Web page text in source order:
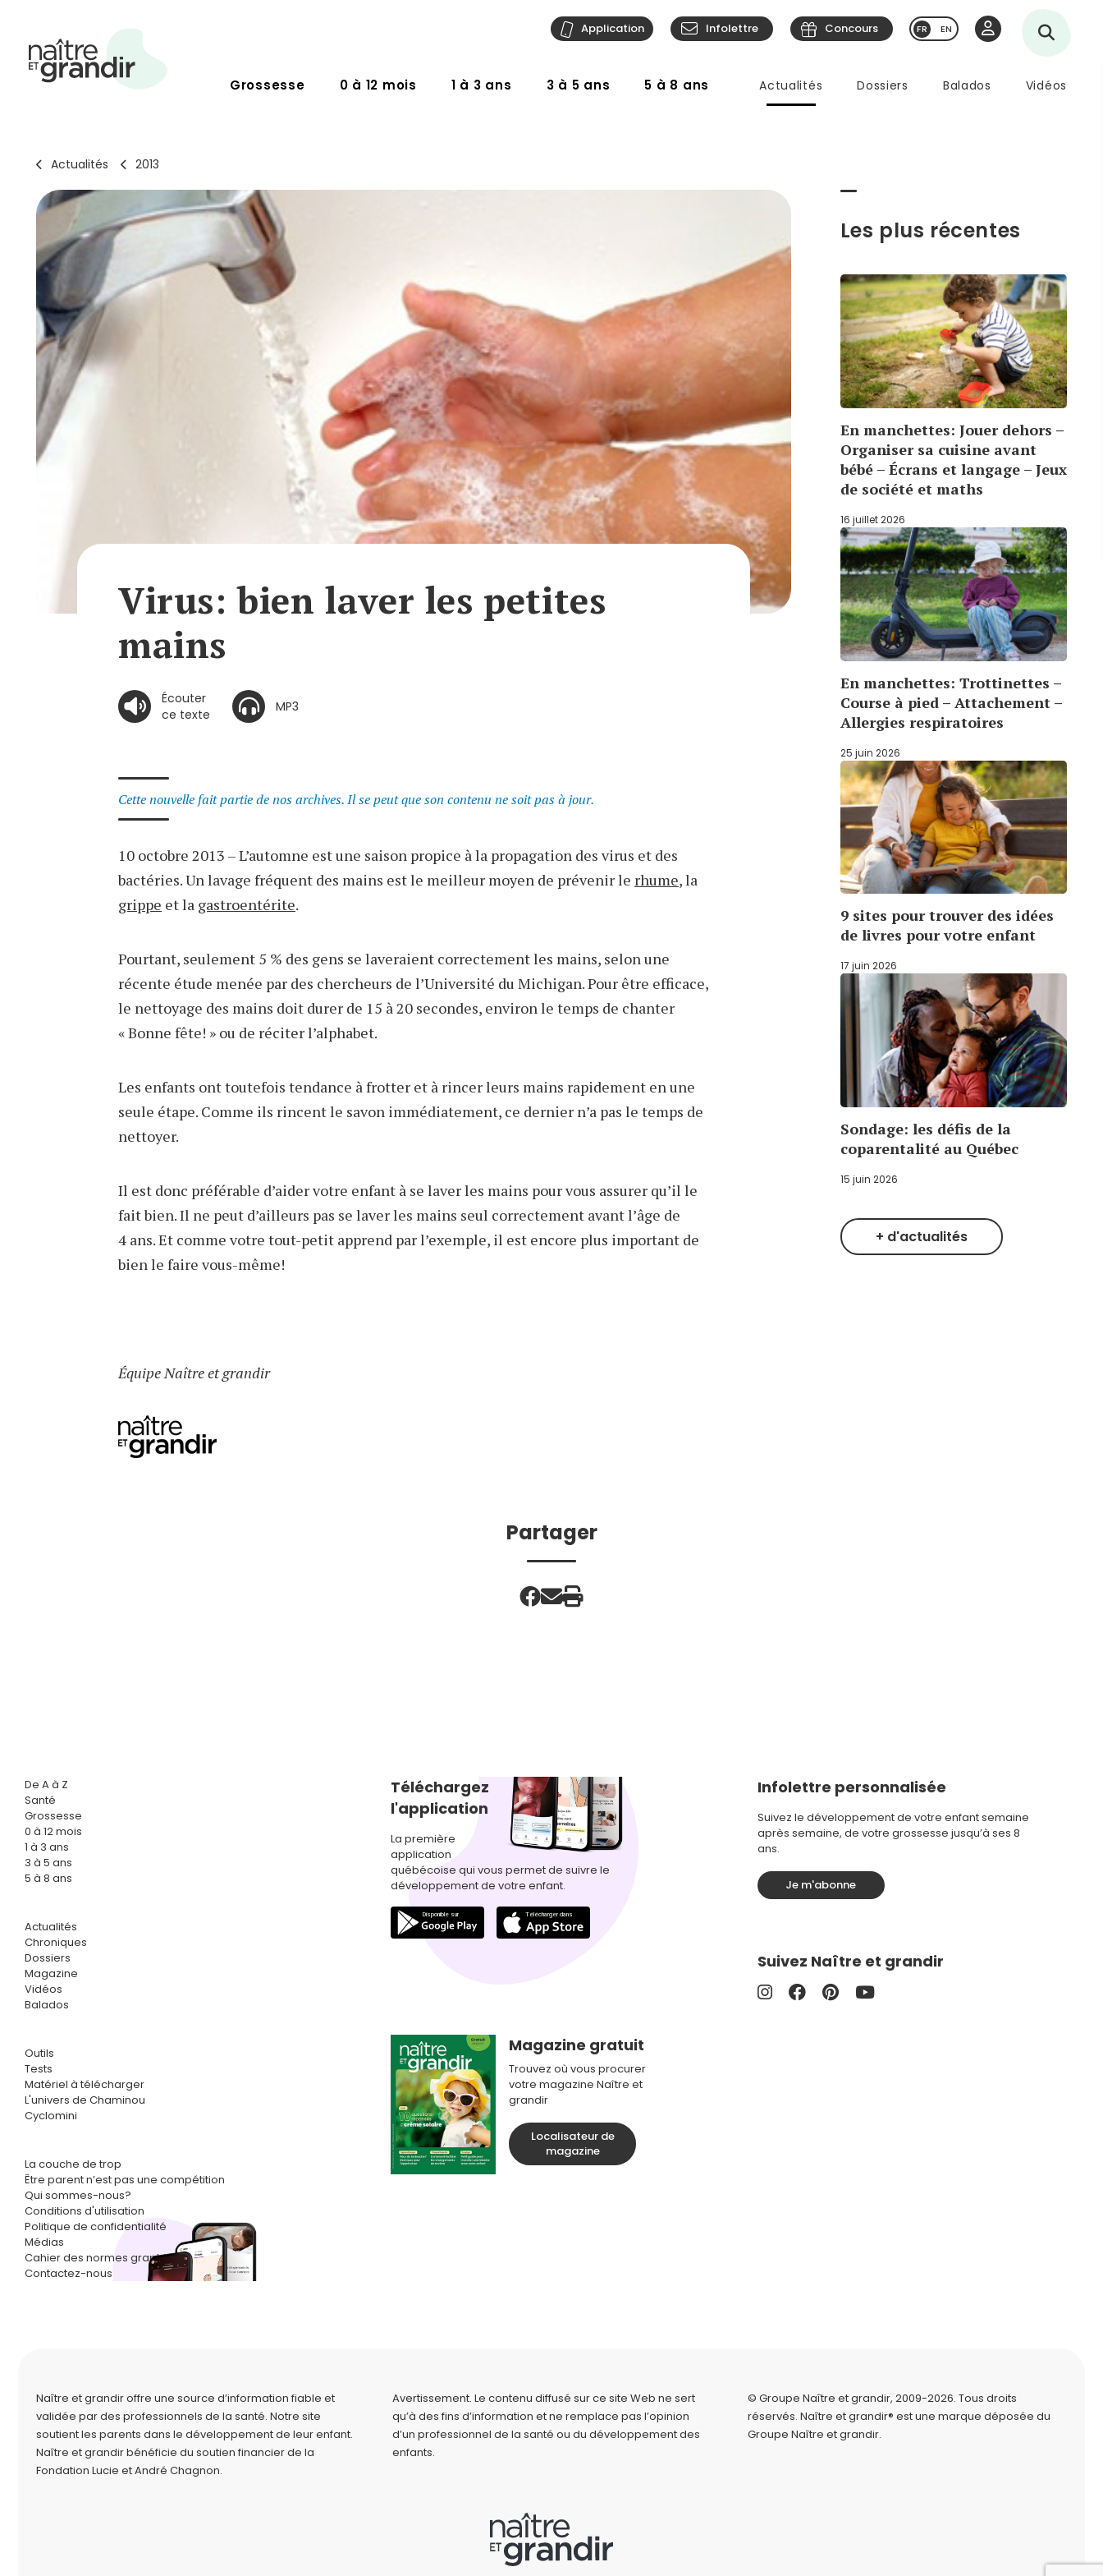
Grossesse 0 à 12 mois 1 à 3 ans 3 à 5 ans 5 à 8 ans Actualités Dossiers Balados Vidéos
Application Infolettre Concours EN
Actualités 2013
Virus: bien laver les petites
mains
Écouter
ce texte
MP3
Cette nouvelle fait partie de nos archives. Il se peut que son contenu ne soit pas à jour.
10 octobre 2013 – L’automne est une saison propice à la propagation des virus et des
bactéries. Un lavage fréquent des mains est le meilleur moyen de prévenir le rhume, la
grippe et la gastroentérite.
Pourtant, seulement 5 % des gens se laveraient correctement les mains, selon une
récente étude menée par des chercheurs de l’Université du Michigan. Pour être efficace,
le nettoyage des mains doit durer de 15 à 20 secondes, environ le temps de chanter
« Bonne fête! » ou de réciter l’alphabet.
Les enfants ont toutefois tendance à frotter et à rincer leurs mains rapidement en une
seule étape. Comme ils rincent le savon immédiatement, ce dernier n’a pas le temps de
nettoyer.
Il est donc préférable d’aider votre enfant à se laver les mains pour vous assurer qu’il le
fait bien. Il ne peut d’ailleurs pas se laver les mains seul correctement avant l’âge de
4 ans. Et comme votre tout-petit apprend par l’exemple, il est encore plus important de
bien le faire vous-même!
Équipe Naître et grandir
Les plus récentes
En manchettes: Jouer dehors –
Organiser sa cuisine avant
bébé – Écrans et langage – Jeux
de société et maths
16 juillet 2026
En manchettes: Trottinettes –
Course à pied – Attachement –
Allergies respiratoires
25 juin 2026
9 sites pour trouver des idées
de livres pour votre enfant
17 juin 2026
Sondage: les défis de la
coparentalité au Québec
15 juin 2026
+ d'actualités
Partager
De A à Z
Santé
Grossesse
0 à 12 mois
1 à 3 ans
3 à 5 ans
5 à 8 ans
Actualités
Chroniques
Dossiers
Magazine
Vidéos
Balados
Outils
Tests
Matériel à télécharger
L'univers de Chaminou
Cyclomini
La couche de trop
Être parent n’est pas une compétition
Qui sommes-nous?
Conditions d'utilisation
Politique de confidentialité
Médias
Cahier des normes graphiques
Contactez-nous
Téléchargez
l'application
La première
application
québécoise qui vous permet de suivre le
développement de votre enfant.
Magazine gratuit
Trouvez où vous procurer
votre magazine Naître et
grandir
Localisateur de
magazine
Infolettre personnalisée
Suivez le développement de votre enfant semaine
après semaine, de votre grossesse jusqu’à ses 8
ans.
Je m'abonne
Suivez Naître et grandir
Naître et grandir offre une source d’information fiable et
validée par des professionnels de la santé. Notre site
soutient les parents dans le développement de leur enfant.
Naître et grandir bénéficie du soutien financier de la
Fondation Lucie et André Chagnon.
Avertissement. Le contenu diffusé sur ce site Web ne sert
qu’à des fins d’information et ne remplace pas l’opinion
d’un professionnel de la santé ou du développement des
enfants.
© Groupe Naître et grandir, 2009-2026. Tous droits
réservés. Naître et grandir® est une marque déposée du
Groupe Naître et grandir.